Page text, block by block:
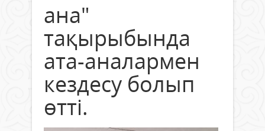
ана"
тақырыбында
ата-аналармен
кездесу болып
өтті.